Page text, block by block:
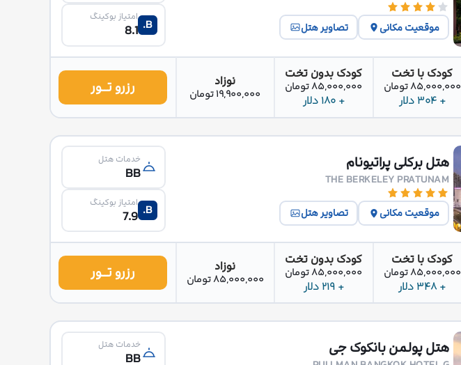
موقعیت مکانی تصاویر هتل B. امتیاز بوکینگ
8.1
کودک با تخت
85,000,000 تومان
+ 304 دلار
کودک بدون تخت
85,000,000 تومان
+ 180 دلار
نوزاد
19,900,000 تومان رزرو تــور
هتل برکلی پراتیونام
THE BERKELEY PRATUNAM
موقعیت مکانی تصاویر هتل
خدمات هتل
BB
B. امتیاز بوکینگ
7.9
کودک با تخت
85,000,000 تومان
+ 348 دلار
کودک بدون تخت
85,000,000 تومان
+ 219 دلار
نوزاد
85,000,000 تومان رزرو تــور
هتل پولمن بانکوک جی خدمات هتل
BB